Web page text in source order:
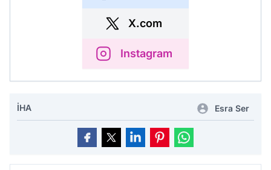
X.com
Instagram
İHA Esra Ser